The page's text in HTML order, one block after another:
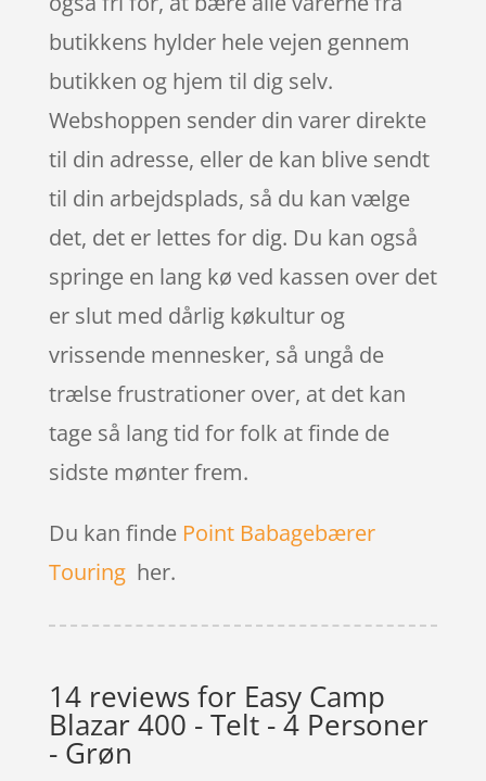
butikkens hylder hele vejen gennem
butikken og hjem til dig selv.
Webshoppen sender din varer direkte
til din adresse, eller de kan blive sendt
til din arbejdsplads, så du kan vælge
det, det er lettes for dig. Du kan også
springe en lang kø ved kassen over det
er slut med dårlig køkultur og
vrissende mennesker, så ungå de
trælse frustrationer over, at det kan
tage så lang tid for folk at finde de
sidste mønter frem.
Du kan finde Point Babagebærer
Touringher.
14 reviews for Easy Camp
Blazar 400 - Telt - 4 Personer
- Grøn